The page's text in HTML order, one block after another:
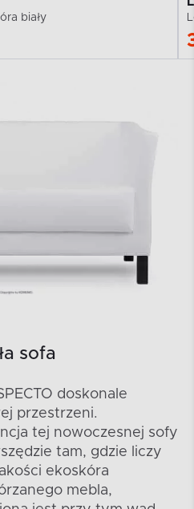
biały
sofa
doskonale
przestrzeni.
tej nowoczesnej sofy
tam, gdzie liczy
ekoskóra
mebla,